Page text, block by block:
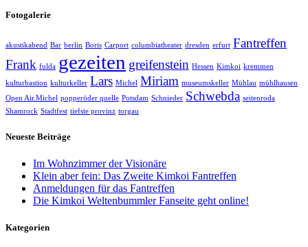
Fotogalerie
akustikabend Bar berlin Boris Carport columbiatheater dresden erfurt Fantreffen
Frank fulda gezeiten greifenstein Hessen Kimkoi kremmen
kulturbastion kulturkeller Lars Michel Miriam museumskeller Mühlau mühlhausen
Open Air.Michel popperöder quelle Potsdam Schnieder Schwebda seitenroda
Shamrock Stadtfest tiefste provinz torgau
Neueste Beiträge
Im Wohnzimmer der Visionäre
Klein aber fein: Das Zweite Kimkoi Fantreffen
Anmeldungen für das Fantreffen
Die Kimkoi Weltenbummler Fanseite geht online!
Kategorien